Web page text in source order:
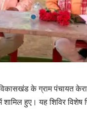
के ग्राम पंचायत
हुए। यह शिविर विशेष